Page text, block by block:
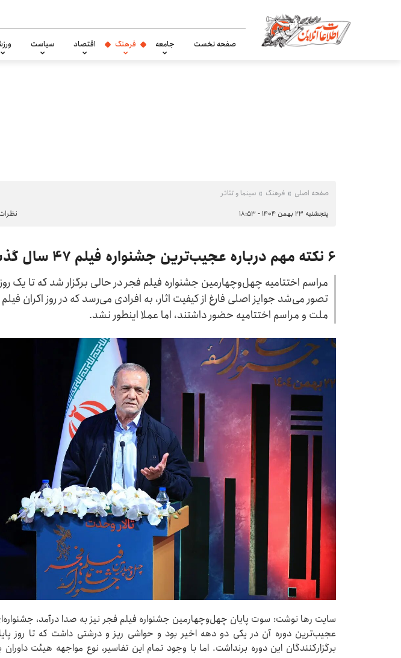
صفحه نخست جامعه فرهنگ اقتصاد سیاست
صفحه اصلی فرهنگ سینما و تئاتر
پنجشنبه ۲۳ بهمن ۱۴۰۴ - ۱۸:۵۳
۶ نکته مهم درباره عجیب‌ترین جشنواره فیلم ۴۷ سال گذشته ایران
مراسم اختتامیه چهل‌وچهارمین جشنواره فیلم فجر در حالی برگزار شد که تا یک
تصور می‌شد جوایز اصلی فارغ از کیفیت اثار، به افرادی می‌رسد که در روز اکران
ملت و مراسم اختتامیه حضور داشتند، اما عملا اینطور نشد.
سایت رها نوشت: سوت پایان چهل‌وچهارمین جشنواره فیلم فجر نیز به صدا درآمد،
عجیب‌ترین دوره آن در یکی دو دهه اخیر بود و حواشی ریز و درشتی داشت که تا روز
برگزارکنندگان این دوره برنداشت. اما با وجود تمام این تفاسیر، نوع مواجهه هیئت داوران